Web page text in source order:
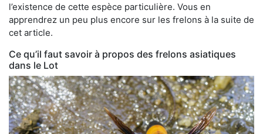
l’existence de cette espèce particulière. Vous en
apprendrez un peu plus encore sur les frelons à la suite de
cet article.
Ce qu’il faut savoir à propos des frelons asiatiques
dans le Lot